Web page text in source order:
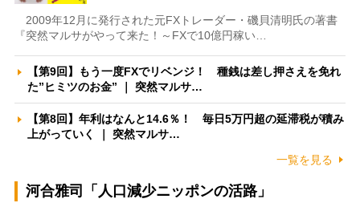
2009年12月に発行された元FXトレーダー・磯貝清明氏の著書
『突然マルサがやって来た！～FXで10億円稼い…
【第9回】もう一度FXでリベンジ！ 種銭は差し押さえを免れ
た”ヒミツのお金” ｜ 突然マルサ…
【第8回】年利はなんと14.6％！ 毎日5万円超の延滞税が積み
上がっていく ｜ 突然マルサ…
一覧を見る
河合雅司「人口減少ニッポンの活路」